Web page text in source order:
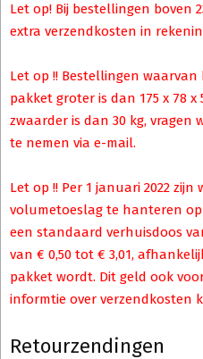
Let op! Bij bestellingen boven
extra verzendkosten in
Let op !! Bestellingen
pakket groter is dan 175 x 78
zwaarder is dan 30 kg, vragen
te nemen via e-mail.
Let op !! Per 1 januari 2022
volumetoeslag te hanteren
een standaard verhuisdoos
van € 0,50 tot € 3,01,
pakket wordt. Dit geld ook
informtie over verzendkosten
Retourzendingen